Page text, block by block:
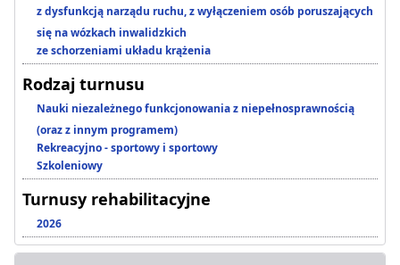
z dysfunkcją narządu ruchu, z wyłączeniem osób poruszających
się na wózkach inwalidzkich
ze schorzeniami układu krążenia
Rodzaj turnusu
Nauki niezależnego funkcjonowania z niepełnosprawnością
(oraz z innym programem)
Rekreacyjno - sportowy i sportowy
Szkoleniowy
Turnusy rehabilitacyjne
2026